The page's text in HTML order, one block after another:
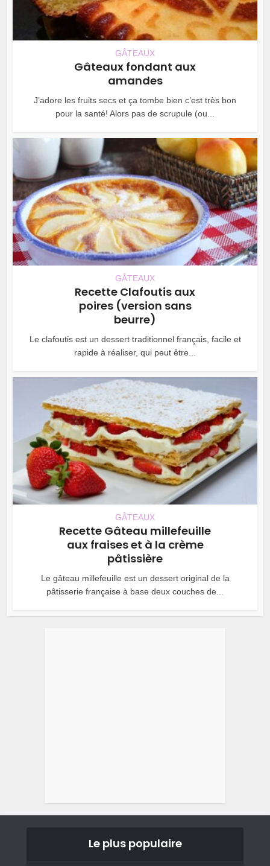
GÂTEAUX
Gâteaux fondant aux
amandes
J’adore les fruits secs et ça tombe bien c’est très bon
pour la santé! Alors pas de scrupule (ou...
GÂTEAUX
Recette Clafoutis aux
poires (version sans
beurre)
Le clafoutis est un dessert traditionnel français, facile et
rapide à réaliser, qui peut être...
GÂTEAUX
Recette Gâteau millefeuille
aux fraises et à la crème
pâtissière
Le gâteau millefeuille est un dessert original de la
pâtisserie française à base deux couches de...
Le plus populaire